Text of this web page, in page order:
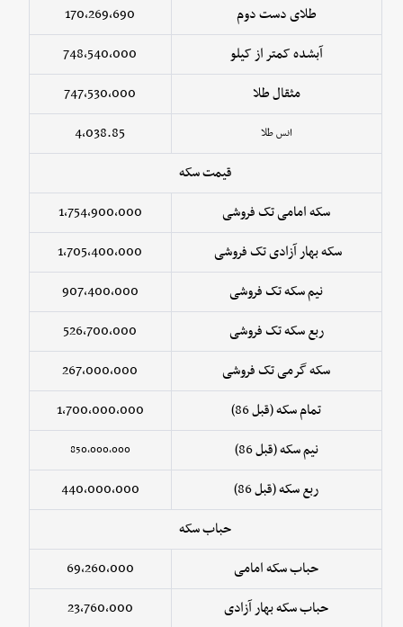
طلای دست دوم
170,269,690
آبشده کمتر از کیلو
748,540,000
مثقال طلا
747,530,000
انس طلا
4,038.85
قیمت سکه
سکه امامی تک فروشی
1,754,900,000
سکه بهار آزادی تک فروشی
1,705,400,000
نیم سکه تک فروشی
907,400,000
ربع سکه تک فروشی
526,700,000
سکه گرمی تک فروشی
267,000,000
تمام سکه (قبل 86)
1,700,000,000
نیم سکه (قبل 86)
850,000,000
ربع سکه (قبل 86)
440,000,000
حباب سکه
حباب سکه امامی
69,260,000
حباب سکه بهار آزادی
23,760,000